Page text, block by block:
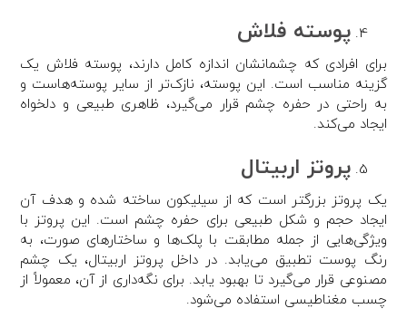
پوسته فلاش
برای افرادی که چشمانشان اندازه کامل دارند، پوسته فلاش یک
گزینه مناسب است. این پوسته، نازک‌تر از سایر پوسته‌هاست و
به راحتی در حفره چشم قرار می‌گیرد، ظاهری طبیعی و دلخواه
ایجاد می‌کند.
پروتز اربیتال
یک پروتز بزرگتر است که از سیلیکون ساخته شده و هدف آن
ایجاد حجم و شکل طبیعی برای حفره چشم است. این پروتز با
ویژگی‌هایی از جمله مطابقت با پلک‌ها و ساختارهای صورت، به
رنگ پوست تطبیق می‌یابد. در داخل پروتز اربیتال، یک چشم
مصنوعی قرار می‌گیرد تا بهبود یابد. برای نگه‌داری از آن، معمولاً از
چسب مغناطیسی استفاده می‌شود.